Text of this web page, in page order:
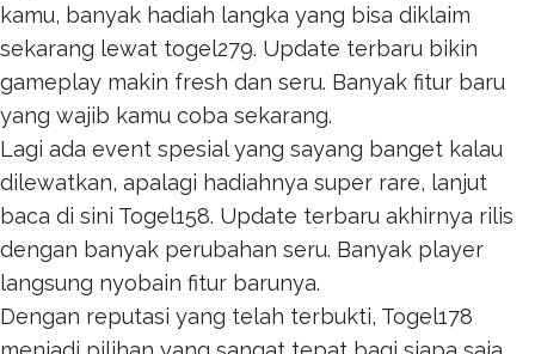
kamu, banyak hadiah langka yang bisa diklaim
sekarang lewat togel279. Update terbaru bikin
gameplay makin fresh dan seru. Banyak fitur baru
yang wajib kamu coba sekarang.
Lagi ada event spesial yang sayang banget kalau
dilewatkan, apalagi hadiahnya super rare, lanjut
baca di sini Togel158. Update terbaru akhirnya rilis
dengan banyak perubahan seru. Banyak player
langsung nyobain fitur barunya.
Dengan reputasi yang telah terbukti, Togel178